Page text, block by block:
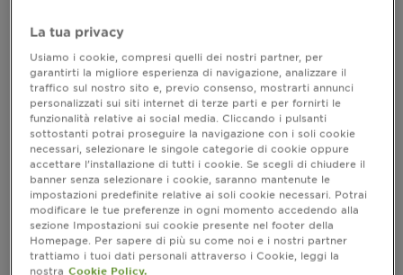
di Cocco e Macadamia
Ultra Dolce Bagno Doccia - Latte di Cocco e
Macadamia
Filters
Ordina per
Novità
CLOSE
Mostra (0) risultato / i
La tua privacy
Usiamo i cookie, compresi quelli dei nostri partner, per
garantirti la migliore esperienza di navigazione, analizzare il
traffico sul nostro sito e, previo consenso, mostrarti annunci
personalizzati sui siti internet di terze parti e per fornirti le
funzionalità relative ai social media. Cliccando i pulsanti
sottostanti potrai proseguire la navigazione con i soli cookie
necessari, selezionare le singole categorie di cookie oppure
accettare l’installazione di tutti i cookie. Se scegli di chiudere il
banner senza selezionare i cookie, saranno mantenute le
impostazioni predefinite relative ai soli cookie necessari. Potrai
modificare le tue preferenze in ogni momento accedendo alla
sezione Impostazioni sui cookie presente nel footer della
Homepage. Per sapere di più su come noi e i nostri partner
trattiamo i tuoi dati personali attraverso i Cookie, leggi la
nostra Cookie Policy.